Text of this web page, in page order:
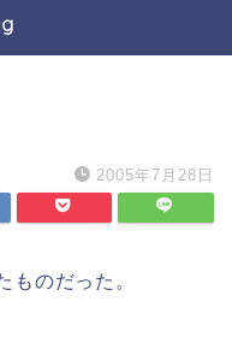
2005年7月28日
ものだった。